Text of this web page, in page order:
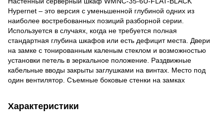
Hypernet – это версия с уменьшенной глубиной одних из
наиболее востребованных позиций разборной серии.
Используется в случаях, когда не требуется полная
стандартная глубина шкафов или есть дефицит места. Двери
на замке с тонированным каленым стеклом и возможностью
установки петель в зеркальное положение. Раздвижные
кабельные вводы закрыты заглушками на винтах. Место под
один вентилятор. Съемные боковые стенки на замках
Характеристики